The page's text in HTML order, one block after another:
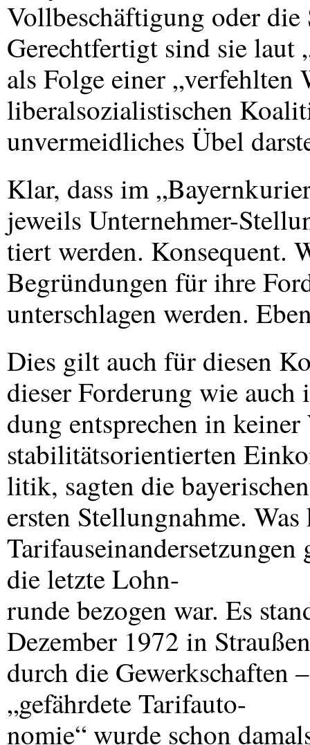
Vollbeschäftigung oder
Gerechtfertigt sind sie laut
als Folge einer
liberalsozialistischen
unvermeidliches Übel
Klar, dass im
jeweils Unternehmer-
tiert werden. Konsequent.
Begründungen für ihre
unterschlagen werden.
Dies gilt auch für diesen
dieser Forderung wie auch
dung entsprechen in
stabilitätsorientierten
litik, sagten die
ersten Stellungnahme.
die letzte Lohn-
runde bezogen war. Es
Dezember 1972 in
durch die Gewerkschaften
„gefährdete Tarifauto-
nomie“ wurde schon